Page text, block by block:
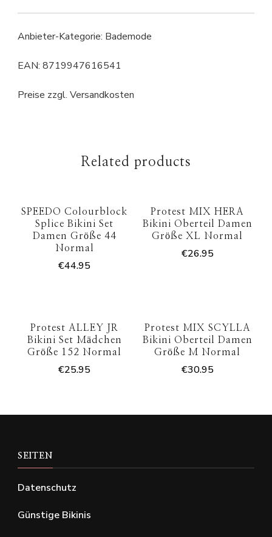
Anbieter-Kategorie: Bademode
EAN: 8719947616541
Preise zzgl. Versandkosten
Related products
SPEEDO Colourblock
Splice Bikini Set
Damen Größe 44
Normal
€44.95
Protest MIX HERA
Bikini Oberteil Damen
Größe XL Normal
€26.95
Protest ALLEY JR
Bikini Set Mädchen
Größe 152 Normal
€25.95
Protest MIX SCYLLA
Bikini Oberteil Damen
Größe M Normal
€30.95
SEITEN
Datenschutz
Günstige Bikinis